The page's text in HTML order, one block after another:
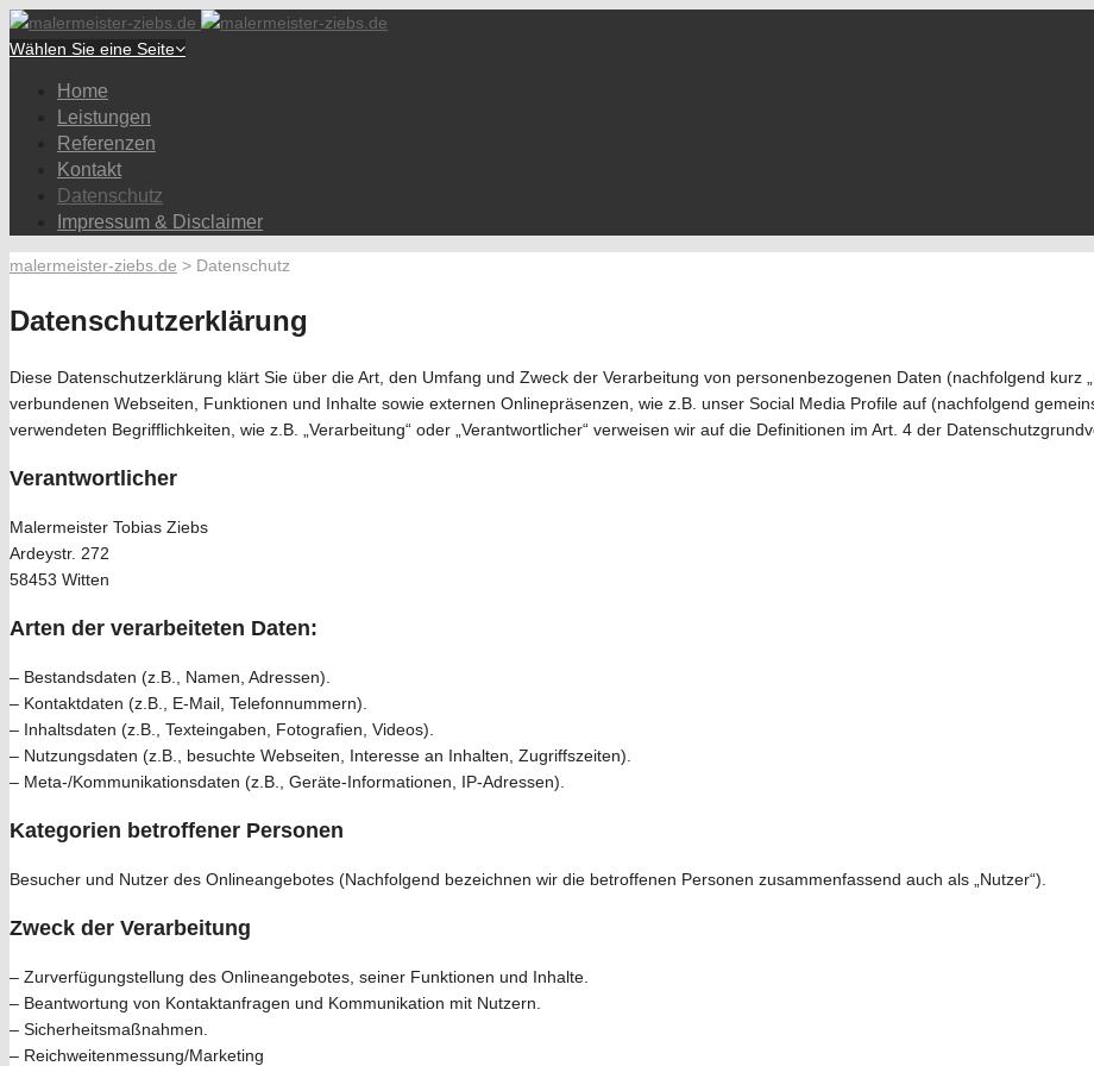
Wählen Sie eine Seite
Home
Leistungen
Referenzen
Kontakt
Datenschutz
Impressum & Disclaimer
malermeister-ziebs.de > Datenschutz
Datenschutzerklärung
Diese Datenschutzerklärung klärt Sie über die Art, den Umfang und Zweck der Verarbeitung von personenbezogenen Daten (nachfolgend kurz
verbundenen Webseiten, Funktionen und Inhalte sowie externen Onlinepräsenzen, wie z.B. unser Social Media Profile auf (nachfolgend
verwendeten Begrifflichkeiten, wie z.B. „Verarbeitung“ oder „Verantwortlicher“ verweisen wir auf die Definitionen im Art. 4 der
Verantwortlicher
Malermeister Tobias Ziebs
Ardeystr. 272
58453 Witten
Arten der verarbeiteten Daten:
– Bestandsdaten (z.B., Namen, Adressen).
– Kontaktdaten (z.B., E-Mail, Telefonnummern).
– Inhaltsdaten (z.B., Texteingaben, Fotografien, Videos).
– Nutzungsdaten (z.B., besuchte Webseiten, Interesse an Inhalten, Zugriffszeiten).
– Meta-/Kommunikationsdaten (z.B., Geräte-Informationen, IP-Adressen).
Kategorien betroffener Personen
Besucher und Nutzer des Onlineangebotes (Nachfolgend bezeichnen wir die betroffenen Personen zusammenfassend auch als „Nutzer“).
Zweck der Verarbeitung
– Zurverfügungstellung des Onlineangebotes, seiner Funktionen und Inhalte.
– Beantwortung von Kontaktanfragen und Kommunikation mit Nutzern.
– Sicherheitsmaßnahmen.
– Reichweitenmessung/Marketing